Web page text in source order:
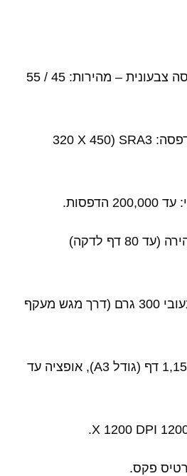
 מכונת צילום והדפסה צבעונית – מהירות: 45 / 55
 גודל מקסימלי להדפסה: SRA3 (320 X 450
 סריקה צבעונית מהירה (עד 80 דף לדקה)
 הדפסה על דפים בעובי 300 גרם (דרך מגש מעקף
 תכולת דפים: עד 1,150 דף (גודל A3), אופציה עד